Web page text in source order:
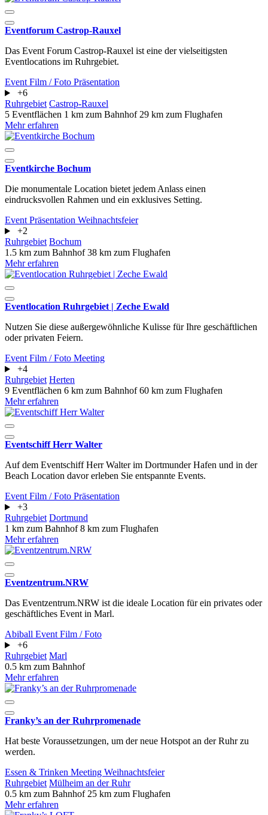
Eventforum Castrop-Rauxel
Das Event Forum Castrop-Rauxel ist eine der vielseitigsten
Eventlocations im Ruhrgebiet.
Event Film / Foto Präsentation
+6
Ruhrgebiet Castrop-Rauxel
5 Eventflächen 1 km zum Bahnhof 29 km zum Flughafen
Mehr erfahren
Eventkirche Bochum
Die monumentale Location bietet jedem Anlass einen
eindrucksvollen Rahmen und ein exklusives Setting.
Event Präsentation Weihnachtsfeier
+2
Ruhrgebiet Bochum
1.5 km zum Bahnhof38 km zum Flughafen
Mehr erfahren
Eventlocation Ruhrgebiet | Zeche Ewald
Nutzen Sie diese außergewöhnliche Kulisse für Ihre geschäftlichen
oder privaten Feiern.
Event Film / Foto Meeting
+4
Ruhrgebiet Herten
9 Eventflächen 6 km zum Bahnhof60 km zum Flughafen
Mehr erfahren
Eventschiff Herr Walter
Auf dem Eventschiff Herr Walter im Dortmunder Hafen und in der
Beach Location davor erleben Sie entspannte Events.
Event Film / Foto Präsentation
+3
Ruhrgebiet Dortmund
1 km zum Bahnhof8 km zum Flughafen
Mehr erfahren
Eventzentrum.NRW
Das Eventzentrum.NRW ist die ideale Location für ein privates oder
geschäftliches Event in Marl.
Abiball Event Film / Foto
+6
Ruhrgebiet Marl
0.5 km zum Bahnhof
Mehr erfahren
Franky’s an der Ruhrpromenade
Hat beste Voraussetzungen, um der neue Hotspot an der Ruhr zu
werden.
Essen & Trinken Meeting Weihnachtsfeier
Ruhrgebiet Mülheim an der Ruhr
0.5 km zum Bahnhof 25 km zum Flughafen
Mehr erfahren